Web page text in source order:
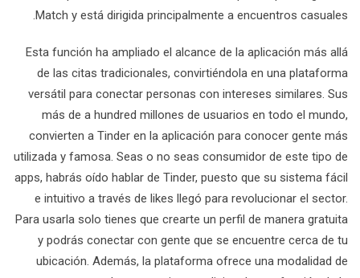
Match y está dirigida principalmente a encuentros casuales.
Esta función ha ampliado el alcance de la aplicación más allá
de las citas tradicionales, convirtiéndola en una plataforma
versátil para conectar personas con intereses similares. Sus
más de a hundred millones de usuarios en todo el mundo,
convierten a Tinder en la aplicación para conocer gente más
utilizada y famosa. Seas o no seas consumidor de este tipo de
apps, habrás oído hablar de Tinder, puesto que su sistema fácil
e intuitivo a través de likes llegó para revolucionar el sector.
Para usarla solo tienes que crearte un perfil de manera gratuita
y podrás conectar con gente que se encuentre cerca de tu
ubicación. Además, la plataforma ofrece una modalidad de